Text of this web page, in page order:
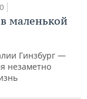
маленькой
Гинзбург —
незаметно